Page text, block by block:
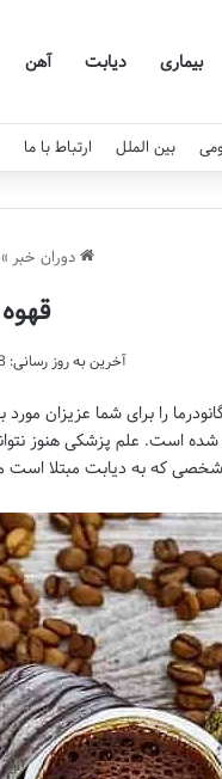
بیماری دیابت آهن
بین الملل ارتباط با ما
دوران خبر »
آخرین به روز رسانی: 21/05/1403
را برای شما عزیزان
است. علم پزشکی هنوز
شخصی که به دیابت مبتلا